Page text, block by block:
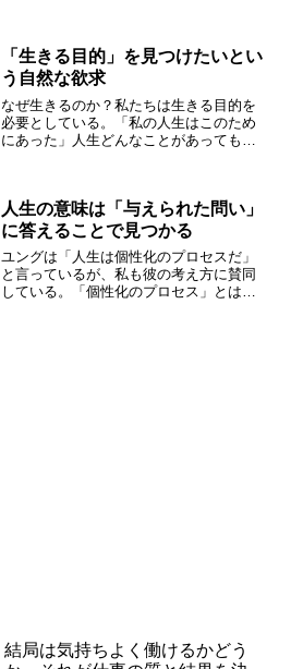
生きる大前提人生とはいわ...
「生きる目的」を見つけたいとい
う自然な欲求
なぜ生きるのか？私たちは生きる目的を
必要としている。「私の人生はこのため
にあった」人生どんなことがあっても、
とに何か意味、目的がある...
人生の意味は「与えられた問い」
に答えることで見つかる
ユングは「人生は個性化のプロセスだ」
と言っているが、私も彼の考え方に賛同
している。「個性化のプロセス」とは、
結局は気持ちよく働けるかどう